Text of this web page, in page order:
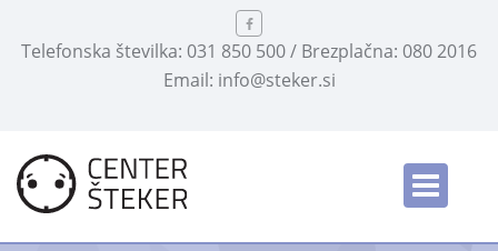
Telefonska številka: 031 850 500 / Brezplačna: 080 2016
Email: info@steker.si